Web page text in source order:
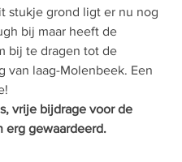
stukje grond ligt er nu nog
bij maar heeft de
bij te dragen tot de
van laag-Molenbeek. Een
vrije bijdrage voor de
erg gewaardeerd.